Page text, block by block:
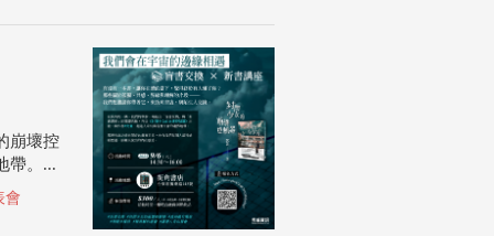
崩壞控
帶。...
會